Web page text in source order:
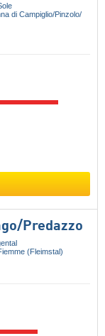
di Campiglio/​Pinzolo/​
​Predazzo
(Fleimstal)